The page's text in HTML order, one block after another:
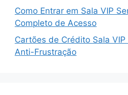
Como Entrar em Sala VIP
Completo de Acesso
Cartões de Crédito Sala
Anti-Frustração